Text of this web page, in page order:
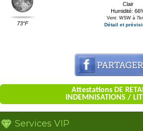
73°F
Clair
Humidité:
Vent: WSW à
Détail et
Attestations DE
INDEMNISATIONS /
Services VIP